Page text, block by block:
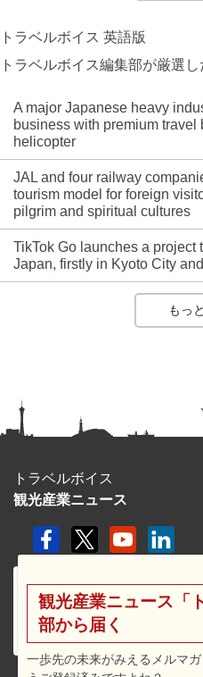
トラベルボイス 英語版
トラベルボイス編集部が厳選
A major Japanese heavy
business with premium travel
helicopter
JAL and four railway
tourism model for foreign
pilgrim and spiritual cultures
TikTok Go launches a project
Japan, firstly in Kyoto City
もっ
トラベルボイス
観光産業ニュース
観光産業ニュース「
部から届く
一歩先の未来がみえるメルマ